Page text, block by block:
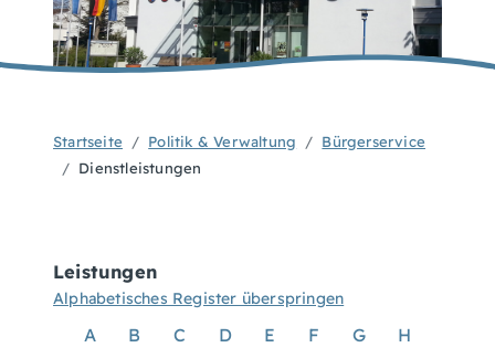
Startseite Politik & Verwaltung
Bürgerservice
Dienstleistungen
Leistungen
Alphabetisches Register überspringen
A B C D E F G H